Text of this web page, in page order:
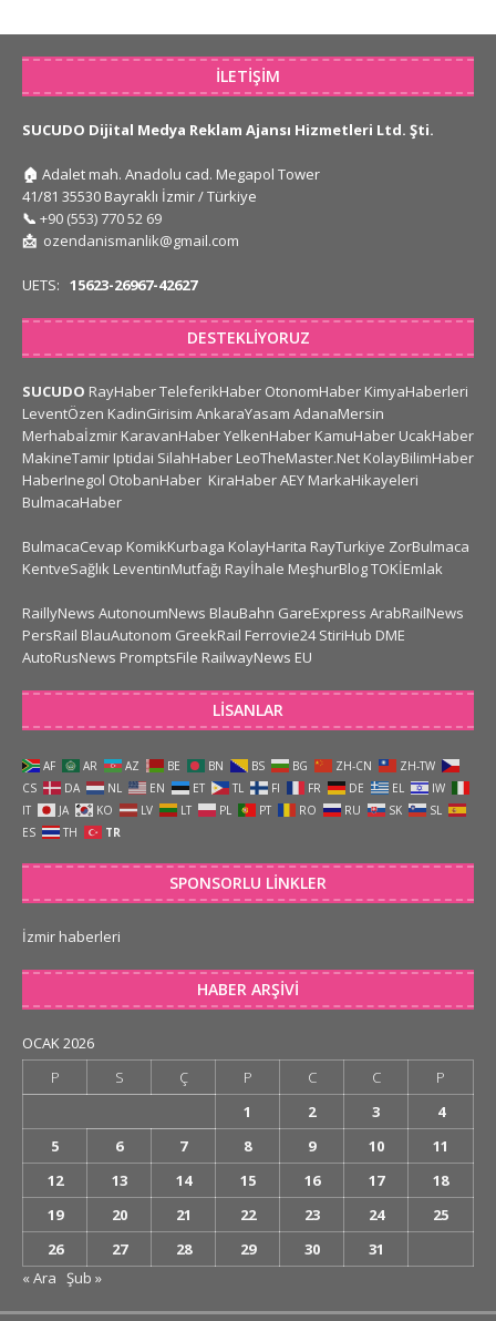
İLETIŞIM
SUCUDO Dijital Medya Reklam Ajansı Hizmetleri Ltd. Şti.
🏠 Adalet mah. Anadolu cad. Megapol Tower
41/81 35530 Bayraklı İzmir / Türkiye
📞 +90 (553) 770 52 69
📩 ozendanismanlik@gmail.com
UETS: 15623-26967-42627
DESTEKLIYORUZ
SUCUDO RayHaberTeleferikHaber OtonomHaber KimyaHaberleri
LeventÖzen KadinGirisim AnkaraYasam AdanaMersin
Merhabaİzmir KaravanHaberYelkenHaber KamuHaber UcakHaber
MakineTamir Iptidai SilahHaber LeoTheMaster.Net KolayBilimHaber
HaberInegol OtobanHaber KiraHaberAEY MarkaHikayeleri
BulmacaHaber
BulmacaCevap KomikKurbaga KolayHarita RayTurkiye ZorBulmaca
KentveSağlık LeventinMutfağı Rayİhale MeşhurBlogTOKİEmlak
RaillyNews AutonoumNews BlauBahn GareExpress ArabRailNews
PersRail BlauAutonom GreekRail Ferrovie24 StiriHub DME
AutoRusNews PromptsFile RailwayNews EU
LISANLAR
AF AR AZ BE BN BS BG ZH-CN
ZH-TW
CS
DA NL EN ET TL FI FR DE EL
IW
IT
JA KO LV LT PL PT RO RU SK
SL
ES
TH TR
SPONSORLU LINKLER
İzmir haberleri
HABER ARŞIVI
OCAK 2026
P
S Ç P C C
P
1
2 3
4
5
6 7 8 9 10
11
12
13 14 15 16 17
18
19
20 21 22 23 24
25
26
27 28 29 30
31
« Ara Şub »